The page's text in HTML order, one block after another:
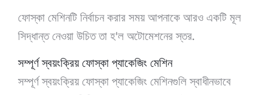
ফোস্কা মেশিনটি নির্বাচন করার সময় আপনাকে আরও একটি মূল
সিদ্ধান্ত নেওয়া উচিত তা হ'ল অটোমেশনের স্তর.
সম্পূর্ণ স্বয়ংক্রিয় ফোস্কা প্যাকেজিং মেশিন
সম্পূর্ণ স্বয়ংক্রিয় ফোস্কা প্যাকেজিং মেশিনগুলি স্বাধীনভাবে